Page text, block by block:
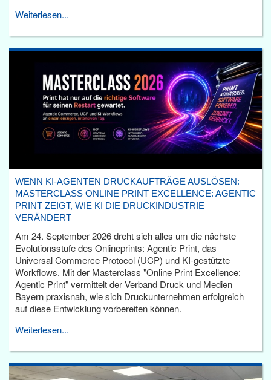
Weiterlesen...
WENN KI-AGENTEN DRUCKAUFTRÄGE AUSLÖSEN:
MASTERCLASS ONLINE PRINT EXCELLENCE: AGENTIC
PRINT ZEIGT, WIE KI DIE DRUCKINDUSTRIE
VERÄNDERT
Am 24. September 2026 dreht sich alles um die nächste
Evolutionsstufe des Onlineprints: Agentic Print, das
Universal Commerce Protocol (UCP) und KI-gestützte
Workflows. Mit der Masterclass "Online Print Excellence:
Agentic Print" vermittelt der Verband Druck und Medien
Bayern praxisnah, wie sich Druckunternehmen erfolgreich
auf diese Entwicklung vorbereiten können.
Weiterlesen...